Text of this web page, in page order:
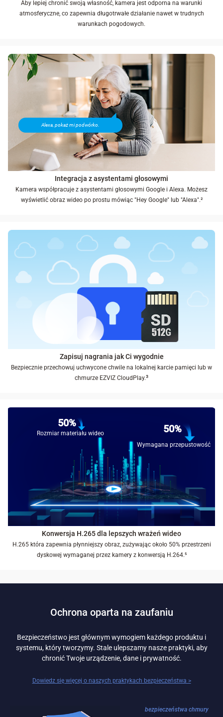
Aby lepiej chronić swoją własność, kamera jest odporna na warunki
atmosferyczne, co zapewnia długotrwałe działanie nawet w trudnych
warunkach pogodowych.
Alexa, pokaż mi podwórko.
Integracja z asystentami głosowymi
Kamera współpracuje z asystentami głosowymi Google i Alexa. Możesz
wyświetlić obraz wideo po prostu mówiąc "Hey Google" lub "Alexa".²
Zapisuj nagrania jak Ci wygodnie
Bezpiecznie przechowuj uchwycone chwile na lokalnej karcie pamięci lub w
chmurze EZVIZ CloudPlay.³
50%
Rozmiar materiału wideo 50%
Wymagana przepustowość
Konwersja H.265 dla lepszych wrażeń wideo
H.265 która zapewnia płynniejszy obraz, zużywając około 50% przestrzeni
dyskowej wymaganej przez kamery z konwersją H.264.⁵
Ochrona oparta na zaufaniu
Bezpieczeństwo jest głównym wymogiem każdego produktu i
systemu, który tworzymy. Stale ulepszamy nasze praktyki, aby
chronić Twoje urządzenie, dane i prywatność.
Dowiedz się więcej o naszych praktykach bezpieczeństwa >
bezpieczeństwa chmury